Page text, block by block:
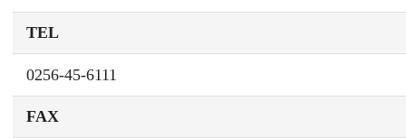
TEL
0256-45-6111
FAX